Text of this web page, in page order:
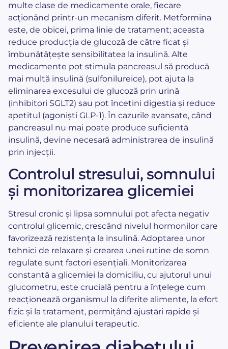
multe clase de medicamente orale, fiecare
acționând printr-un mecanism diferit. Metformina
este, de obicei, prima linie de tratament; aceasta
reduce producția de glucoză de către ficat și
îmbunătățește sensibilitatea la insulină. Alte
medicamente pot stimula pancreasul să producă
mai multă insulină (sulfonilureice), pot ajuta la
eliminarea excesului de glucoză prin urină
(inhibitori SGLT2) sau pot încetini digestia și reduce
apetitul (agoniști GLP-1). În cazurile avansate, când
pancreasul nu mai poate produce suficientă
insulină, devine necesară administrarea de insulină
prin injecții.
Controlul stresului, somnului
și monitorizarea glicemiei
Stresul cronic și lipsa somnului pot afecta negativ
controlul glicemic, crescând nivelul hormonilor care
favorizează rezistența la insulină. Adoptarea unor
tehnici de relaxare și crearea unei rutine de somn
regulate sunt factori esențiali. Monitorizarea
constantă a glicemiei la domiciliu, cu ajutorul unui
glucometru, este crucială pentru a înțelege cum
reacționează organismul la diferite alimente, la efort
fizic și la tratament, permițând ajustări rapide și
eficiente ale planului terapeutic.